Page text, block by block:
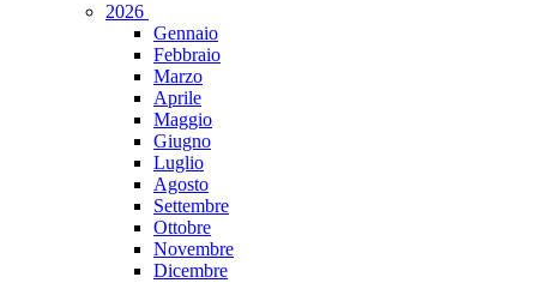
2026
Gennaio
Febbraio
Marzo
Aprile
Maggio
Giugno
Luglio
Agosto
Settembre
Ottobre
Novembre
Dicembre